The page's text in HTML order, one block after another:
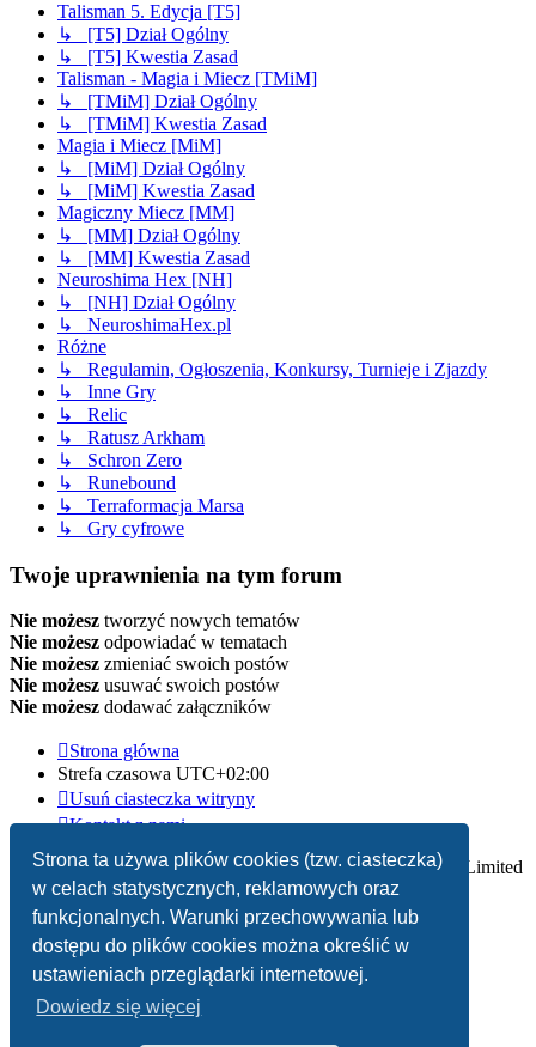
Strona ta używa plików cookies (tzw. ciasteczka)
w celach statystycznych, reklamowych oraz
funkcjonalnych. Warunki przechowywania lub
dostępu do plików cookies można określić w
ustawieniach przeglądarki internetowej.
Dowiedz się więcej
Talisman 5. Edycja [T5]
↳ [T5] Dział Ogólny
↳ [T5] Kwestia Zasad
Talisman - Magia i Miecz [TMiM]
↳ [TMiM] Dział Ogólny
↳ [TMiM] Kwestia Zasad
Magia i Miecz [MiM]
↳ [MiM] Dział Ogólny
↳ [MiM] Kwestia Zasad
Magiczny Miecz [MM]
↳ [MM] Dział Ogólny
↳ [MM] Kwestia Zasad
Neuroshima Hex [NH]
↳ [NH] Dział Ogólny
↳ NeuroshimaHex.pl
Różne
↳ Regulamin, Ogłoszenia, Konkursy, Turnieje i Zjazdy
↳ Inne Gry
↳ Relic
↳ Ratusz Arkham
↳ Schron Zero
↳ Runebound
↳ Terraformacja Marsa
↳ Gry cyfrowe
Twoje uprawnienia na tym forum
Nie możesz tworzyć nowych tematów
Nie możesz odpowiadać w tematach
Nie możesz zmieniać swoich postów
Nie możesz usuwać swoich postów
Nie możesz dodawać załączników
Strona główna
Strefa czasowa UTC+02:00
Usuń ciasteczka witryny
Kontakt z nami
Technologię dostarczaphpBB® Forum Software © phpBB Limited
Polski pakiet językowy dostarczaphpBB.pl
Zasady ochrony danych osobowych |Regulamin